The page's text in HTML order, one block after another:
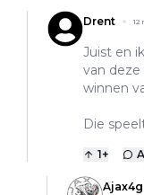
Drent 12
Juist en
van
winnen
Die
1+